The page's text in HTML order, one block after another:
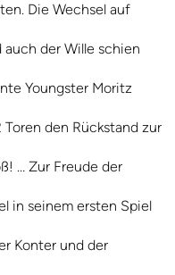
Die Wechsel auf
der Wille schien
Youngster Moritz
den Rückstand zur
… Zur Freude der
in seinem ersten Spiel
Konter und der